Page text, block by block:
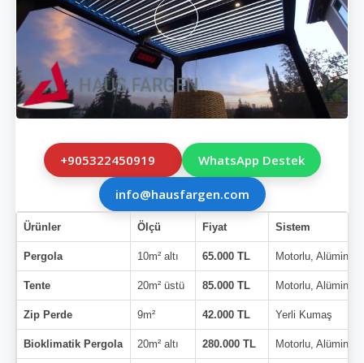
+905322450919 WhatsApp Destek
info@hausfargen.com
Ürünler Ölçü Fiyat Sistem
Pergola 10m² altı 65.000 TL Motorlu,
Tente 20m² üstü 85.000 TL Motorlu,
Zip Perde 9m² 42.000 TL Yerli Kumaş
Bioklimatik Pergola 20m² altı 280.000 TL Motorlu,